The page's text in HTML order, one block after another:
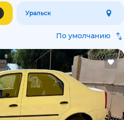
Уральск
По умолчанию